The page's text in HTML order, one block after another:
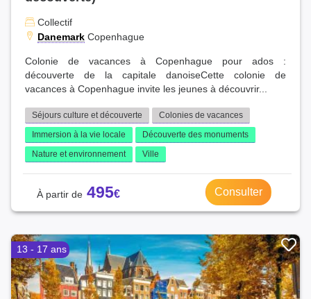
Cher (7)
Alpes-de-Haute-Provence (7)
Haute-Loire (7)
Eure-et-Loir (7)
Aude (6)
Haute-Savoie (6)
Corrèze (6)
Lozère (6)
Savoie (5)
Hautes-Pyrénées (5)
Creuse (5)
Cantal (5)
Territoire de Belfort (4)
Haute-Corse (3)
Guadeloupe (3)
Martinique (3)
Collectif
Danemark Copenhague
Colonie de vacances à Copenhague pour ados :
découverte de la capitale danoiseCette colonie de
vacances à Copenhague invite les jeunes à découvrir...
Séjours culture et découverte
Colonies de vacances
Immersion à la vie locale
Découverte des monuments
Nature et environnement
Ville
495 Consulter
13 - 17 ans